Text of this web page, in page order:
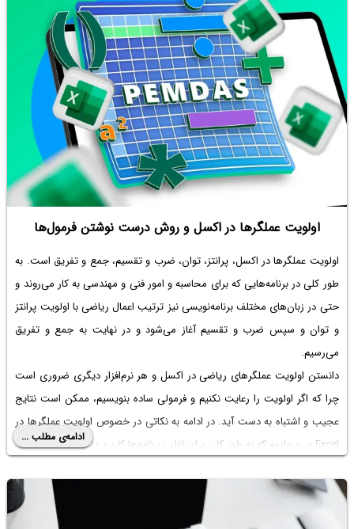
اولویت عملگرها در اکسل و روش درست نوشتن فرمول‌ها
اولویت عملگرها در اکسل، پرانتز، توان، ضرب و تقسیم، جمع و تفریق است. به
طور کلی در برنامه‌هایی که برای محاسبه و امور فنی و مهندسی به کار می‌روند و
حتی در زبان‌های مختلف برنامه‌نویسی نیز ترتیب اعمال ریاضی با اولویت پرانتز
و توان و سپس ضرب و تقسیم آغاز می‌شود و در نهایت به جمع و تفریق
می‌رسیم.
دانستن اولویت عملگرهای ریاضی در اکسل و هر نرم‌افزار دیگری ضروری است
چرا که اگر اولویت را رعایت نکنیم و فرمولی ساده بنویسیم، ممکن است نتایج
عجیب و اشتباه به دست آید. در ادامه به نکاتی در خصوص اولویت عملگرها در
Excel می‌پردازیم که به طور کلی برای اغلب برنامه‌ها کاربرد دارد.
ادامه‌ی مطلب ...